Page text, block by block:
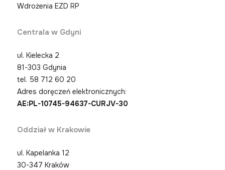
Wdrożenia EZD RP
Centrala w Gdyni
ul. Kielecka 2
81-303 Gdynia
tel. 58 712 60 20
Adres doręczeń elektronicznych:
AE:PL-10745-94637-CURJV-30
Oddział w Krakowie
ul. Kapelanka 12
30-347 Kraków